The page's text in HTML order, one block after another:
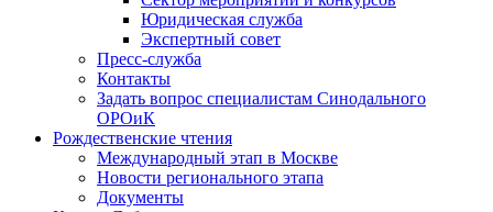
Юридическая служба
Экспертный совет
Пресс-служба
Контакты
Задать вопрос специалистам Синодального
ОРОиК
Рождественские чтения
Международный этап в Москве
Новости регионального этапа
Документы